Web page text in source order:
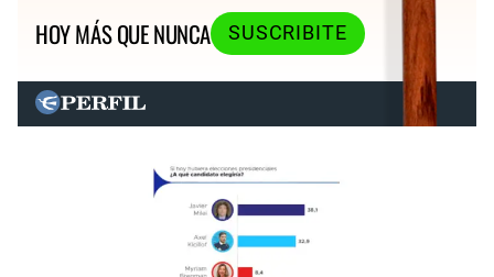
HOY MÁS QUE NUNCA
SUSCRIBITE